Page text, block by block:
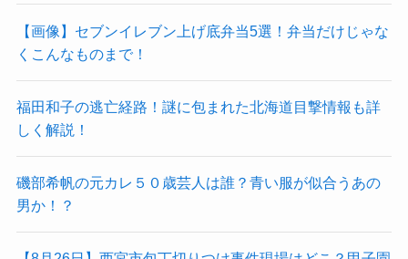
【画像】セブンイレブン上げ底弁当5選！弁当だけじゃな
くこんなものまで！
福田和子の逃亡経路！謎に包まれた北海道目撃情報も詳
しく解説！
磯部希帆の元カレ５０歳芸人は誰？青い服が似合うあの
男か！？